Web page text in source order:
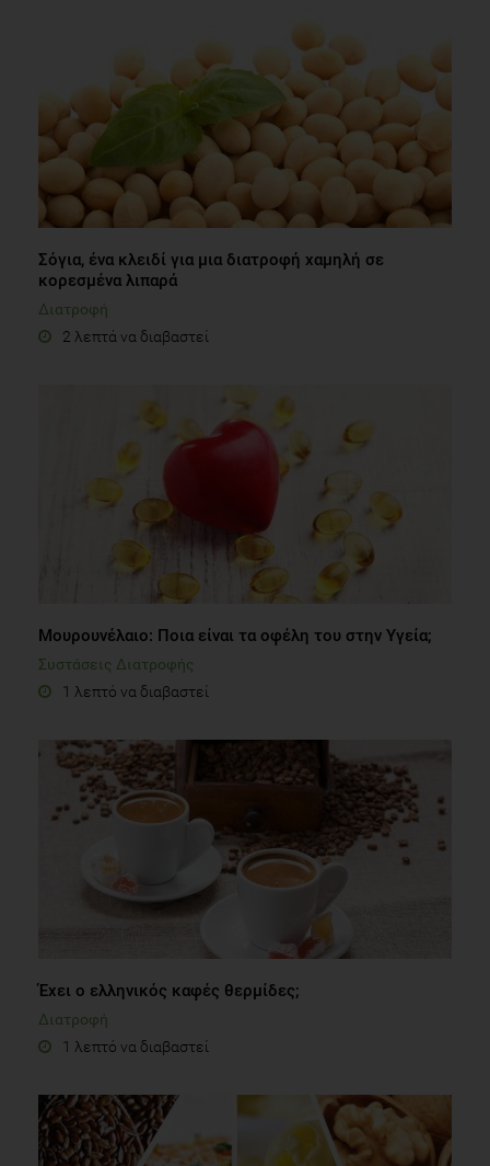
Σόγια, ένα κλειδί για μια διατροφή χαμηλή σε
κορεσμένα λιπαρά
Διατροφή
2 λεπτά να διαβαστεί
Μουρουνέλαιο: Ποια είναι τα οφέλη του στην Υγεία;
Συστάσεις Διατροφής
1 λεπτό να διαβαστεί
Έχει ο ελληνικός καφές θερμίδες;
Διατροφή
1 λεπτό να διαβαστεί